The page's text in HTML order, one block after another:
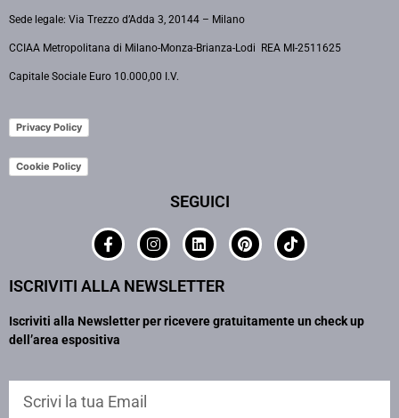
Sede legale: Via Trezzo d’Adda 3, 20144 – Milano
CCIAA Metropolitana di Milano-Monza-Brianza-Lodi REA MI-2511625
Capitale Sociale Euro 10.000,00 I.V.
Privacy Policy
Cookie Policy
SEGUICI
ISCRIVITI ALLA NEWSLETTER
Iscriviti alla Newsletter per ricevere gratuitamente un check up
dell’area espositiva